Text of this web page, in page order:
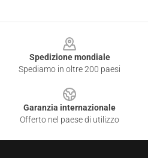
Spedizione mondiale
Spediamo in oltre 200 paesi
Garanzia internazionale
Offerto nel paese di utilizzo